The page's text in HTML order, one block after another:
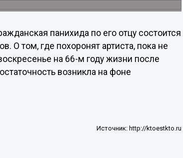
панихида по его отцу состоится
О том, где похоронят артиста, пока не
на 66-м году жизни после
возникла на фоне
Источник: http://ktoestkto.ru